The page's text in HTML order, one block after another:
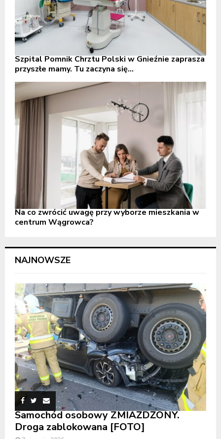
Szpital Pomnik Chrztu Polski w Gnieźnie zaprasza
przyszłe mamy. Tu zaczyna się...
Na co zwrócić uwagę przy wyborze mieszkania w
centrum Wągrowca?
NAJNOWSZE
Samochód osobowy ZMIAŻDŻONY.
Droga zablokowana [FOTO]